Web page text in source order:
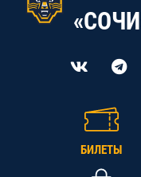
БИЛЕТЫ